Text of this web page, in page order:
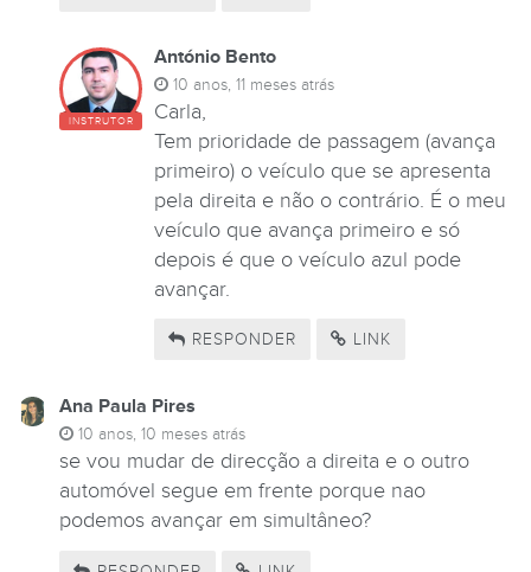
INSTRUTOR
António Bento
10 anos, 11 meses atrás
Carla,
Tem prioridade de passagem (avança
primeiro) o veículo que se apresenta
pela direita e não o contrário. É o meu
veículo que avança primeiro e só
depois é que o veículo azul pode
avançar.
RESPONDER LINK
Ana Paula Pires
10 anos, 10 meses atrás
se vou mudar de direcção a direita e o outro
automóvel segue em frente porque nao
podemos avançar em simultâneo?